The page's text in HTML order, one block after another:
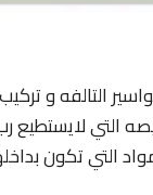
التالفه و
التي
التي تكون